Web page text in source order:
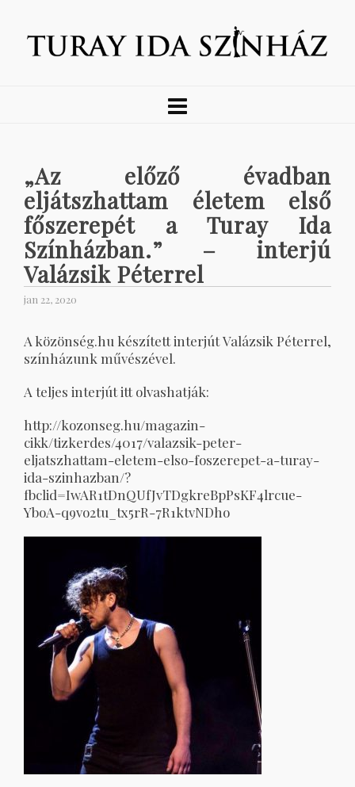
„Az előző évadban
eljátszhattam életem első
főszerepét a Turay Ida
Színházban.” – interjú
Valázsik Péterrel
jan 22, 2020
A közönség.hu készített interjút Valázsik Péterrel,
színházunk művészével.
A teljes interjút itt olvashatják:
http://kozonseg.hu/magazin-
cikk/tizkerdes/4017/valazsik-peter-
eljatszhattam-eletem-elso-foszerepet-a-turay-
ida-szinhazban/?
fbclid=IwAR1tDnQUfJvTDgkreBpPsKF4lrcue-
YboA-q9vo2tu_tx5rR-7R1ktvNDho